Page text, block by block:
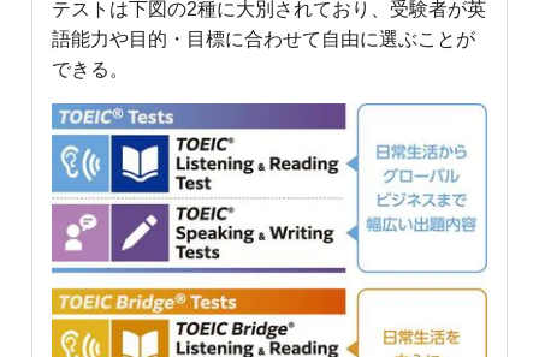
テストは下図の2種に大別されており、受験者が英
語能力や目的・目標に合わせて自由に選ぶことが
できる。